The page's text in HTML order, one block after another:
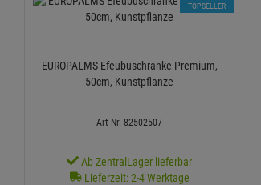
EUROPALMS Efeubuschranke Premium,
50cm, Kunstpflanze
Art-Nr. 82502507
Ab ZentralLager lieferbar
Lieferzeit: 2-4 Werktage
TOPSELLER